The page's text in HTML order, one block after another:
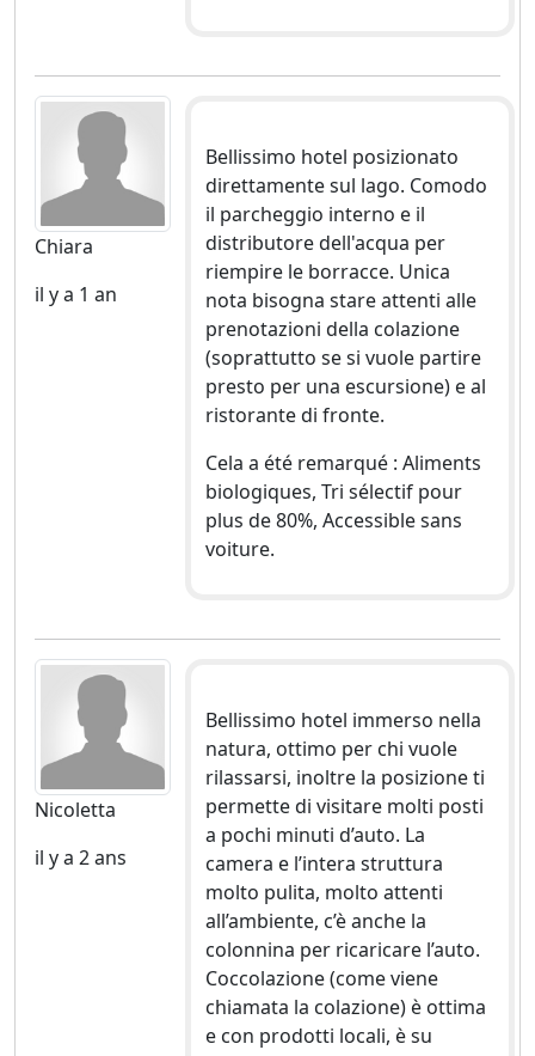
Chiara
il y a 1 an
Bellissimo hotel posizionato
direttamente sul lago. Comodo
il parcheggio interno e il
distributore dell'acqua per
riempire le borracce. Unica
nota bisogna stare attenti alle
prenotazioni della colazione
(soprattutto se si vuole partire
presto per una escursione) e al
ristorante di fronte.
Cela a été remarqué : Aliments
biologiques, Tri sélectif pour
plus de 80%, Accessible sans
voiture.
Nicoletta
il y a 2 ans
Bellissimo hotel immerso nella
natura, ottimo per chi vuole
rilassarsi, inoltre la posizione ti
permette di visitare molti posti
a pochi minuti d’auto. La
camera e l’intera struttura
molto pulita, molto attenti
all’ambiente, c’è anche la
colonnina per ricaricare l’auto.
Coccolazione (come viene
chiamata la colazione) è ottima
e con prodotti locali, è su